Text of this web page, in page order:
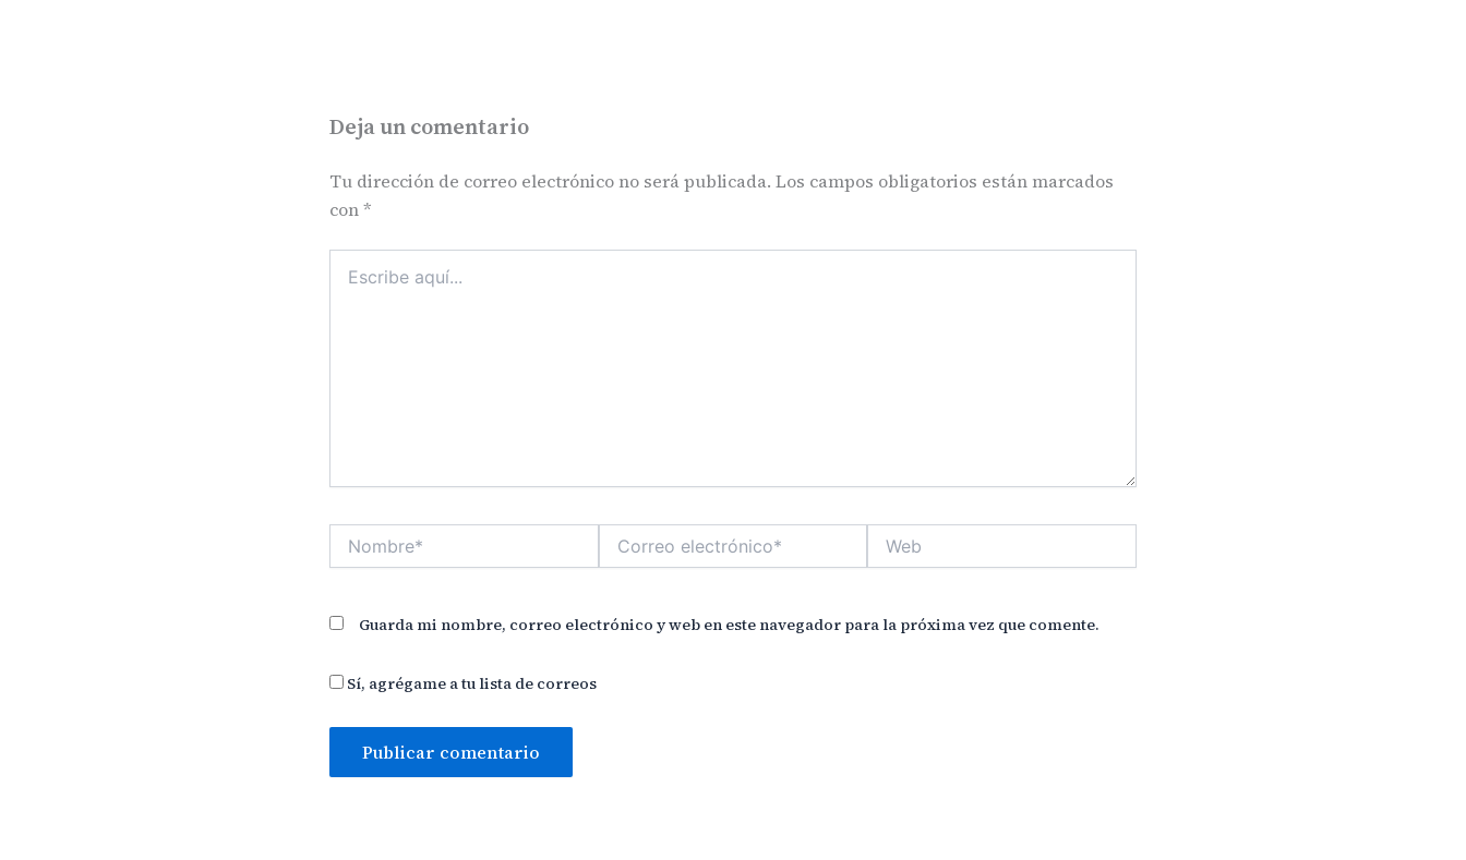
Deja un comentario
Tu dirección de correo electrónico no será publicada. Los campos obligatorios están marcados
con*
aquí...
Nombre*
Correo
electrónico*
Web
Guarda mi nombre, correo electrónico y web en este navegador para la próxima vez que comente.
Sí, agrégame a tu lista de correos